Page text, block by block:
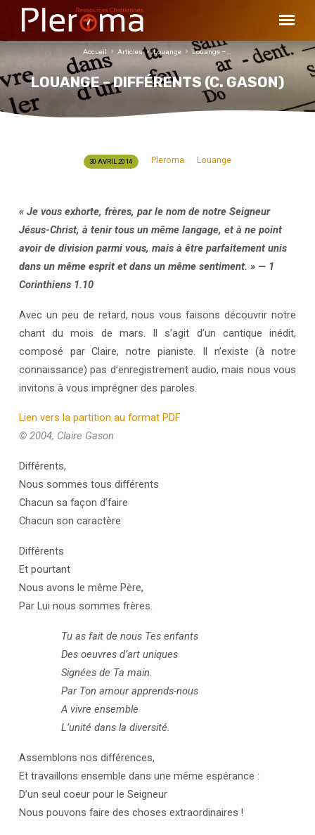
LOUANGE – DIFFÉRENTS (C. GASON)
Accueil Articles Louange Louange –…
LOUANGE
DIFFÉRENTS
(C.
GASON)
30 AVRIL 2014 Pleroma Louange
« Je vous exhorte, frères, par le nom de notre Seigneur
Jésus-Christ, à tenir tous un même langage, et à ne point
avoir de division parmi vous, mais à être parfaitement unis
dans un même esprit et dans un même sentiment. » — 1
Corinthiens 1.10
Avec un peu de retard, nous vous faisons découvrir notre
chant du mois de mars. Il s’agit d’un cantique inédit,
composé par Claire, notre pianiste. Il n’existe (à notre
connaissance) pas d’enregistrement audio, mais nous vous
invitons à vous imprégner des paroles.
Lien vers la partition au format PDF
© 2004, Claire Gason
Différents,
Nous sommes tous différents
Chacun sa façon d’faire
Chacun son caractère
Différents
Et pourtant
Nous avons le même Père,
Par Lui nous sommes frères.
Tu as fait de nous Tes enfants
Des oeuvres d’art uniques
Signées de Ta main.
Par Ton amour apprends-nous
A vivre ensemble
L’unité dans la diversité.
Assemblons nos différences,
Et travaillons ensemble dans une même espérance :
D’un seul coeur pour le Seigneur
Nous pouvons faire des choses extraordinaires !